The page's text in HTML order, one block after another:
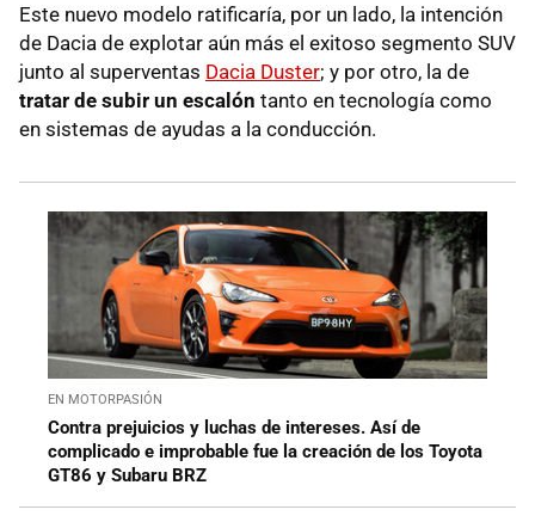
Este nuevo modelo ratificaría, por un lado, la intención
de Dacia de explotar aún más el exitoso segmento SUV
junto al superventas Dacia Duster; y por otro, la de
tratar de subir un escalón tanto en tecnología como
en sistemas de ayudas a la conducción.
EN MOTORPASIÓN
Contra prejuicios y luchas de intereses. Así de
complicado e improbable fue la creación de los Toyota
GT86 y Subaru BRZ